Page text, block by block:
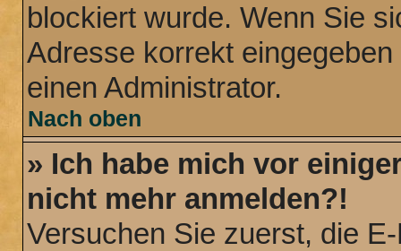
blockiert wurde. Wenn Sie
Adresse korrekt
einen Administrator.
Nach oben
» Ich habe mich vor
nicht mehr anmelden?!
Versuchen Sie zuerst, die